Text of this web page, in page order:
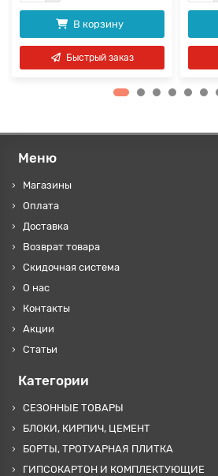
В корзину
Быстрый заказ
Меню
Магазины
Оплата
Доставка
Возврат товара
Скидочная система
О нас
Контакты
Акции
Статьи
Категории
СЕЗОННЫЕ ТОВАРЫ
БЛОКИ, КИРПИЧ, ЦЕМЕНТ
БОРТЫ, ТРОТУАРНАЯ ПЛИТКА
ГИПСОКАРТОН И КОМПЛЕКТУЮЩИЕ